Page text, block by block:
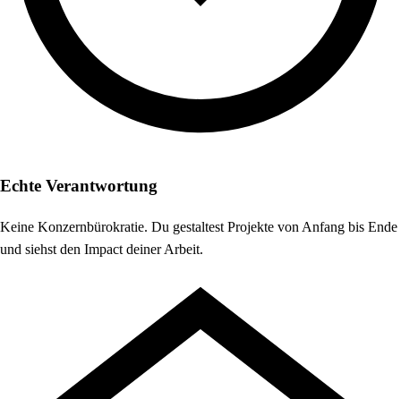
Echte Verantwortung
Keine Konzernbürokratie. Du gestaltest Projekte von Anfang bis Ende
und siehst den Impact deiner Arbeit.